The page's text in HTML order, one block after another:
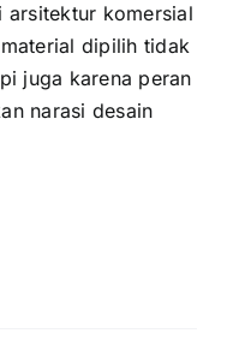
arsitektur komersial
dipilih tidak
juga karena peran
narasi desain